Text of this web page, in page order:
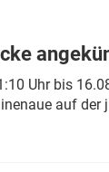
Uhr bis
auf